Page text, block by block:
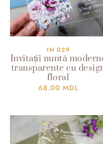
IN 029
Invitații nuntă
transparente cu
floral
68.00 MDL